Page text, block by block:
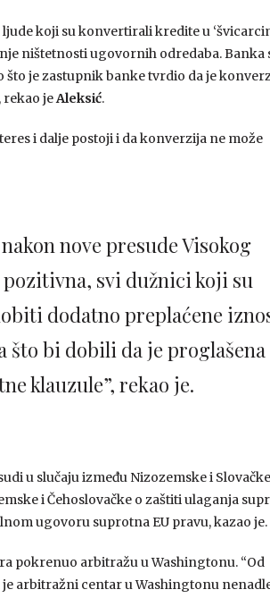
koji su konvertirali kredite u
ništetnosti ugovornih odredaba. Banka
što je zastupnik banke tvrdio da je
rekao jeAleksić.
i dalje postoji i da konverzija ne može
nove presude Visokog
svi dužnici koji su
dodatno preplaćene
što bi dobili da je proglašena
klauzule”, rekao je.
u slučaju između Nizozemske i
i Čehoslovačke o zaštiti ulaganja
ugovoru suprotna EU pravu, kazao je.
pokrenuo arbitražu u Washingtonu. “Od
arbitražni centar u Washingtonu